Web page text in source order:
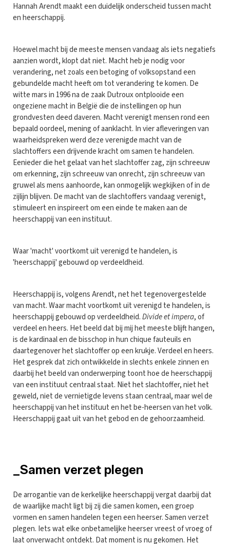
Hannah Arendt maakt een duidelijk onderscheid tussen macht
en heerschappij.
Hoewel macht bij de meeste mensen vandaag als iets negatiefs
aanzien wordt, klopt dat niet. Macht heb je nodig voor
verandering, net zoals een betoging of volksopstand een
gebundelde macht heeft om tot verandering te komen. De
witte mars in 1996 na de zaak Dutroux ontplooide een
ongeziene macht in België die de instellingen op hun
grondvesten deed daveren. Macht verenigt mensen rond een
bepaald oordeel, mening of aanklacht. In vier afleveringen van
waarheidspreken werd deze verenigde macht van de
slachtoffers een drijvende kracht om samen te handelen.
Eenieder die het gelaat van het slachtoffer zag, zijn schreeuw
om erkenning, zijn schreeuw van onrecht, zijn schreeuw van
gruwel als mens aanhoorde, kan onmogelijk wegkijken of in de
zijlijn blijven. De macht van de slachtoffers vandaag verenigt,
stimuleert en inspireert om een einde te maken aan de
heerschappij van een instituut.
Waar 'macht' voortkomt uit verenigd te handelen, is
'heerschappij' gebouwd op verdeeldheid.
Heerschappij is, volgens Arendt, net het tegenovergestelde
van macht. Waar macht voortkomt uit verenigd te handelen, is
heerschappij gebouwd op verdeeldheid.Divide et impera, of
verdeel en heers. Het beeld dat bij mij het meeste blijft hangen,
is de kardinaal en de bisschop in hun chique fauteuils en
daartegenover het slachtoffer op een krukje. Verdeel en heers.
Het gesprek dat zich ontwikkelde in slechts enkele zinnen en
daarbij het beeld van onderwerping toont hoe de heerschappij
van een instituut centraal staat. Niet het slachtoffer, niet het
geweld, niet de vernietigde levens staan centraal, maar wel de
heerschappij van het instituut en het be-heersen van het volk.
Heerschappij gaat uit van het gebod en de gehoorzaamheid.
_Samen verzet plegen
De arrogantie van de kerkelijke heerschappij vergat daarbij dat
de waarlijke macht ligt bij zij die samen komen, een groep
vormen en samen handelen tegen een heerser. Samen verzet
plegen. Iets wat elke onbetamelijke heerser vreest of vroeg of
laat onverwacht ontdekt. Dat moment is nu gekomen. Het